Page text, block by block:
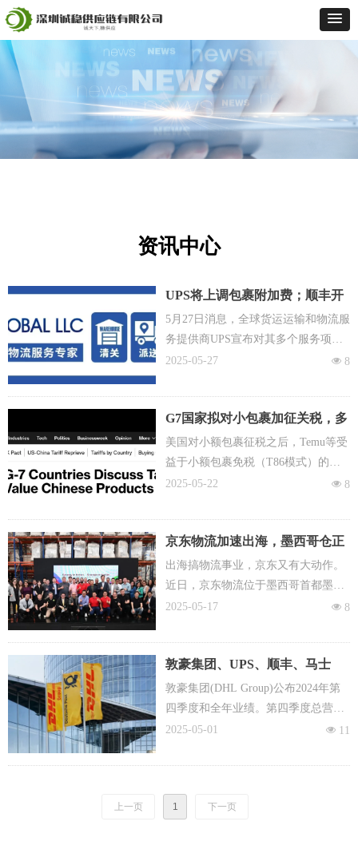
资讯中心
UPS将上调包裹附加费；顺丰开
通首条第五航权货运航线；一国
际物流服务平台递交IPO！
5月27日消息，全球货运运输和物流服
务提供商UPS宣布对其多个服务项目
进行价格上调。其中一项涨价将适用
UPS Ground Saver燃油附加费以及UP
S美国国内航空燃油附加费，于5月26
日生效。
넶 8
2025-05-27
G7国家拟对小包裹加征关税，多
国已出手
美国对小额包裹征税之后，Temu等受
益于小额包裹免税（T86模式）的玩
家，很大程度上放弃了全托管业务，
掉头转向了欧盟等市场。
美国将洪水外引，引起了欧盟、日
本、加拿大等市场的高度警觉，欧盟
开始出台小额包裹收费政策，并准备
取消免税政策，日本也开始行动起
国、法国、德国、意大利、日本、加
拿大七个发达国家组成），开始考虑
对小包裹征税。
넶 8
2025-05-22
京东物流加速出海，墨西哥仓正
式投运
出海搞物流事业，京东又有大动作。
近日，京东物流位于墨西哥首都墨西
哥城的一座海外仓正式启动运营，这
仓，全仓占地面积超过4万平方米。
넶 8
2025-05-17
敦豪集团、UPS、顺丰、马士
基、中远海控、滴滴等34家快递
物流企业2024年第四季度和全年
敦豪集团(DHL Group)公布2024年第
四季度和全年业绩。第四季度总营收2
27.04亿欧元(约258亿美元)，同比增长
增长12.9%；持续经营净利润10.97亿
41.86亿欧元(约958亿美元)，上年调整
넶 11
2025-05-01
上一页 1 下一页